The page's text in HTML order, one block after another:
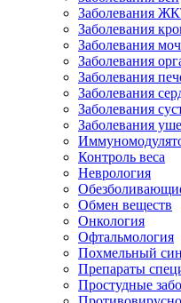
Заболевания
Заболевания
Заболевания
Заболевания
Заболевания
Заболевания
Заболевания
Заболевания
Контроль веса
Неврология
Обмен веществ
Онкология
Офтальмология
Похмельный
Препараты
Простудные